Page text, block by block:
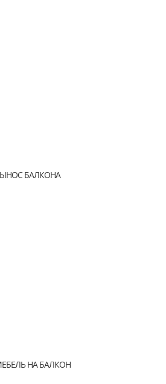
БАЛКОНА
НА БАЛКОН